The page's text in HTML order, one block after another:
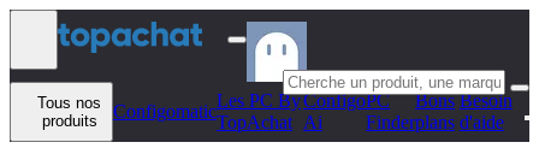
Aller au contenu
Tous nos
produits
Configomatic
Les PC By
TopAchat
Configo
Ai
PC
Finder
Bons
plans
Besoin
d'aide